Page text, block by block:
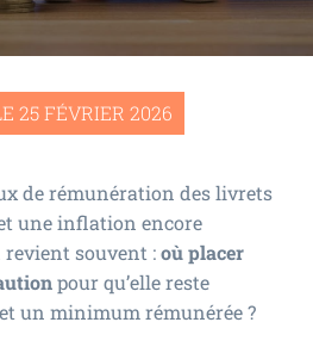
25 FÉVRIER 2026
de rémunération des livrets
une inflation encore
revient souvent :où placer
pour qu’elle reste
un minimum rémunérée ?